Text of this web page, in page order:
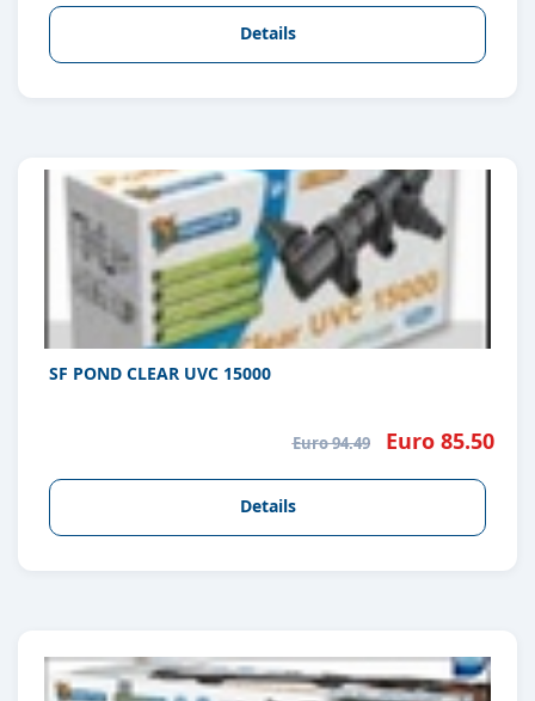
Details
SF POND CLEAR UVC 15000
Euro 94.49 Euro 85.50
Details